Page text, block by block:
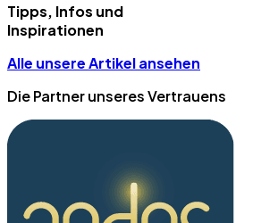
Tipps, Infos und
Inspirationen
Alle unsere Artikel ansehen
Die Partner unseres Vertrauens